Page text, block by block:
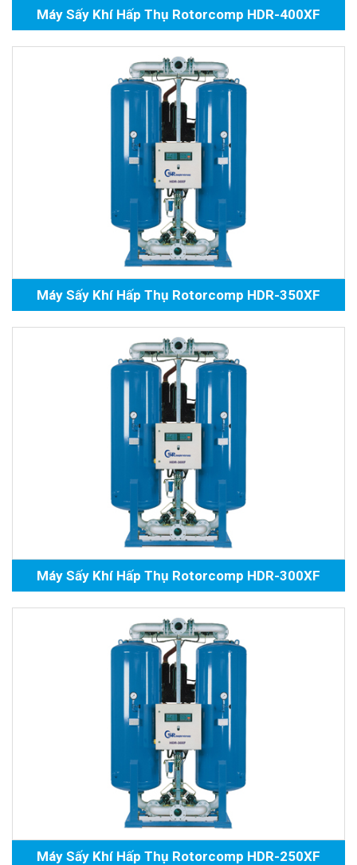
Máy Sấy Khí Hấp Thụ Rotorcomp HDR-400XF
Máy Sấy Khí Hấp Thụ Rotorcomp HDR-350XF
Máy Sấy Khí Hấp Thụ Rotorcomp HDR-300XF
Máy Sấy Khí Hấp Thụ Rotorcomp HDR-250XF